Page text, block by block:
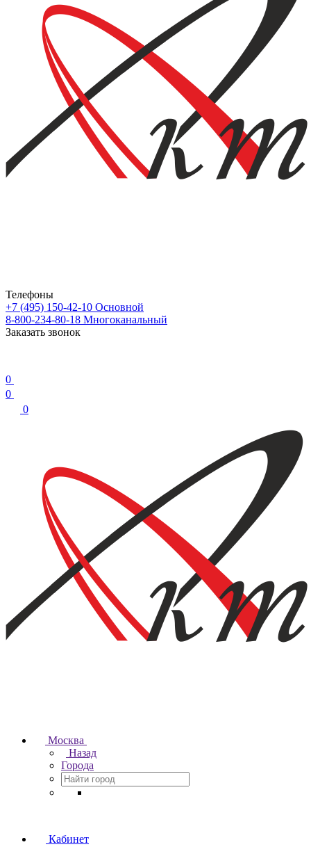
Телефоны
+7 (495) 150-42-10 Основной
8-800-234-80-18 Многоканальный
Заказать звонок
0
0
0
Москва
Назад
Города
Кабинет